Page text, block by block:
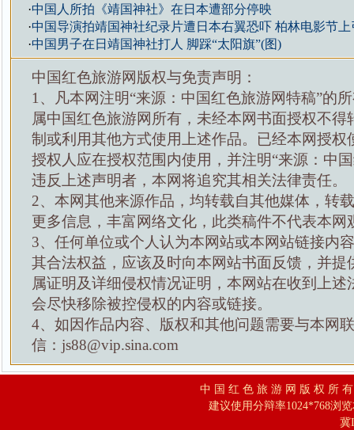
·中国人所拍《靖国神社》在日本遭部分停映
·中国导演拍靖国神社纪录片遭日本右翼恐吓 柏林电影节
·中国男子在日靖国神社打人 脚踩“太阳旗”(图)
中国红色旅游网版权与免责声明：
1、凡本网注明“来源：中国红色旅游网特稿”的
属中国红色旅游网所有，未经本网书面授权不得
制或利用其他方式使用上述作品。已经本网授权
授权人应在授权范围内使用，并注明“来源：中
违反上述声明者，本网将追究其相关法律责任。
2、本网其他来源作品，均转载自其他媒体，转
更多信息，丰富网络文化，此类稿件不代表本网
3、任何单位或个人认为本网站或本网站链接内
其合法权益，应该及时向本网站书面反馈，并提
属证明及详细侵权情况证明，本网站在收到上述
会尽快移除被控侵权的内容或链接。
4、如因作品内容、版权和其他问题需要与本网
信：js88@vip.sina.com
中 国 红 色 旅 游 网 版 权 所
建议使用分辩率1024*768浏
冀